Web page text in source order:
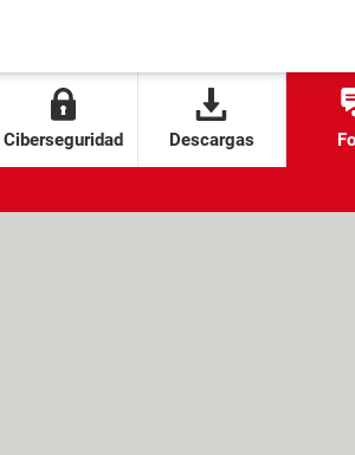
Ciberseguridad Descargas